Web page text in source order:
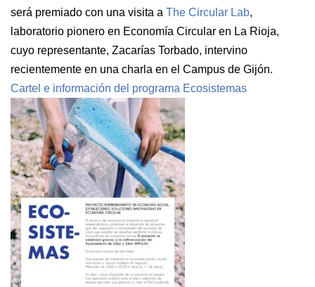
será premiado con una visita a The Circular Lab,
laboratorio pionero en Economía Circular en La Rioja,
cuyo representante, Zacarías Torbado, intervino
recientemente en una charla en el Campus de Gijón.
Cartel e información del programa Ecosistemas